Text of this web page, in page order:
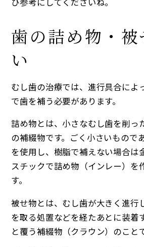
歯の詰め物・
い
むし歯の治療では、進行具合によ
で歯を補う必要があります。
詰め物とは、小さなむし歯を削っ
の補綴物です。ごく小さいもので
を使用し、樹脂で補えない場合は
スチックで詰め物（インレー）を
す。
被せ物とは、むし歯が大きく進行
を取る処置などを経たあとに装着
と覆う補綴物（クラウン）のことで